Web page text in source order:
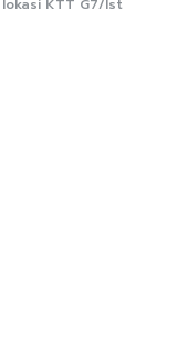
KTT G7/Ist